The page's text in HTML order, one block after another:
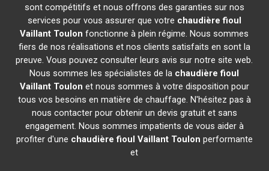
sont compétitifs et nous offrons des garanties sur nos
services pour vous assurer que votre chaudière fioul
Vaillant Toulon fonctionne à plein régime. Nous sommes
fiers de nos réalisations et nos clients satisfaits en sont la
preuve. Vous pouvez consulter leurs avis sur notre site web.
Nous sommes les spécialistes de la chaudière fioul
Vaillant Toulon et nous sommes à votre disposition pour
tous vos besoins en matière de chauffage. N'hésitez pas à
nous contacter pour obtenir un devis gratuit et sans
engagement. Nous sommes impatients de vous aider à
profiter d'une chaudière fioul Vaillant Toulon performante
et